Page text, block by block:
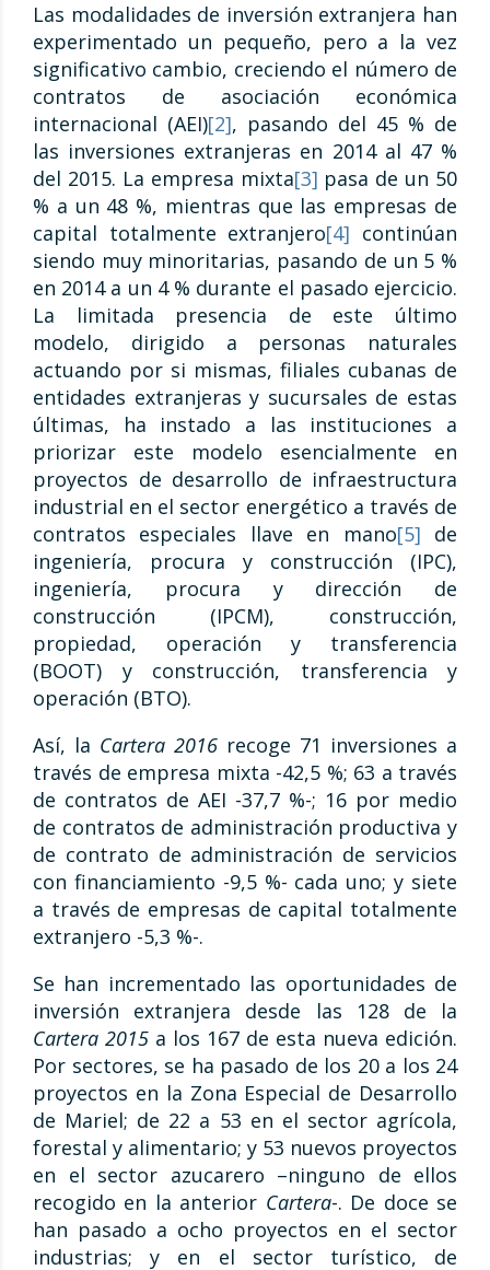
Las modalidades de inversión extranjera han
experimentado un pequeño, pero a la vez
significativo cambio, creciendo el número de
contratos de asociación económica
internacional (AEI)[2], pasando del 45 % de
las inversiones extranjeras en 2014 al 47 %
del 2015. La empresa mixta[3] pasa de un 50
% a un 48 %, mientras que las empresas de
capital totalmente extranjero[4] continúan
siendo muy minoritarias, pasando de un 5 %
en 2014 a un 4 % durante el pasado ejercicio.
La limitada presencia de este último
modelo, dirigido a personas naturales
actuando por si mismas, filiales cubanas de
entidades extranjeras y sucursales de estas
últimas, ha instado a las instituciones a
priorizar este modelo esencialmente en
proyectos de desarrollo de infraestructura
industrial en el sector energético a través de
contratos especiales llave en mano[5] de
ingeniería, procura y construcción (IPC),
ingeniería, procura y dirección de
construcción (IPCM), construcción,
propiedad, operación y transferencia
(BOOT) y construcción, transferencia y
operación (BTO).
Así, la Cartera 2016 recoge 71 inversiones a
través de empresa mixta -42,5 %; 63 a través
de contratos de AEI -37,7 %-; 16 por medio
de contratos de administración productiva y
de contrato de administración de servicios
con financiamiento -9,5 %- cada uno; y siete
a través de empresas de capital totalmente
extranjero -5,3 %-.
Se han incrementado las oportunidades de
inversión extranjera desde las 128 de la
Cartera 2015 a los 167 de esta nueva edición.
Por sectores, se ha pasado de los 20 a los 24
proyectos en la Zona Especial de Desarrollo
de Mariel; de 22 a 53 en el sector agrícola,
forestal y alimentario; y 53 nuevos proyectos
en el sector azucarero –ninguno de ellos
recogido en la anterior Cartera-. De doce se
han pasado a ocho proyectos en el sector
industrias; y en el sector turístico, de